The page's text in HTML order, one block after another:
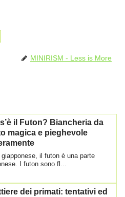
di
MINIRISM - Less is More
il Futon? Biancheria da
magica e pieghevole
il futon è una parte
I futon sono fl...
dei primati: tentativi ed